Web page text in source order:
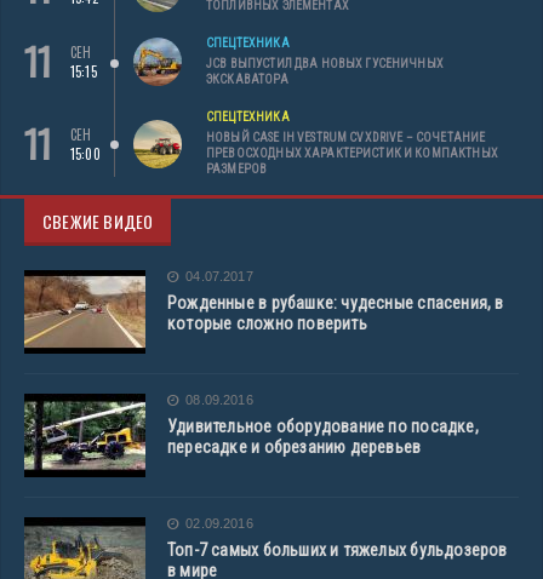
ТОПЛИВНЫХ ЭЛЕМЕНТАХ
11
СЕН
15:15
СПЕЦТЕХНИКА
JCB ВЫПУСТИЛ ДВА НОВЫХ ГУСЕНИЧНЫХ
ЭКСКАВАТОРА
11
СЕН
15:00
СПЕЦТЕХНИКА
НОВЫЙ CASE IH VESTRUM CVXDRIVE – СОЧЕТАНИЕ
ПРЕВОСХОДНЫХ ХАРАКТЕРИСТИК И КОМПАКТНЫХ
РАЗМЕРОВ
СВЕЖИЕ ВИДЕО
04.07.2017
Рожденные в рубашке: чудесные спасения, в
которые сложно поверить
08.09.2016
Удивительное оборудование по посадке,
пересадке и обрезанию деревьев
02.09.2016
Топ-7 самых больших и тяжелых бульдозеров
в мире